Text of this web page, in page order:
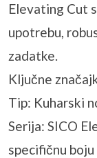
Elevating Cut
upotrebu,
zadatke.
Ključne
Tip: Kuharski
Serija: SICO
specifičnu boju